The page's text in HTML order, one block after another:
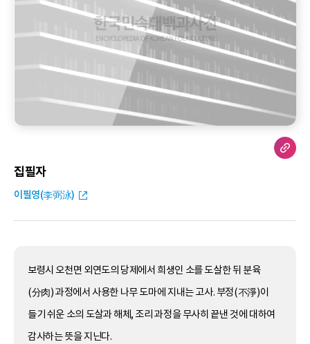
집필자
이필영(李弼泳)
보령시 오천면 외연도의 당제에서 희생인 소를 도살한 뒤 분육
(分肉) 과정에서 사용한 나무 도마에 지내는 고사. 부정(不淨)이
들기 쉬운 소의 도살과 해체, 조리 과정을 무사히 끝낸 것에 대하여
감사하는 뜻을 지닌다.